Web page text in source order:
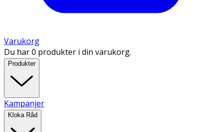
Varukorg
Du har 0 produkter i din varukorg.
Produkter
Kampanjer
Kloka Råd